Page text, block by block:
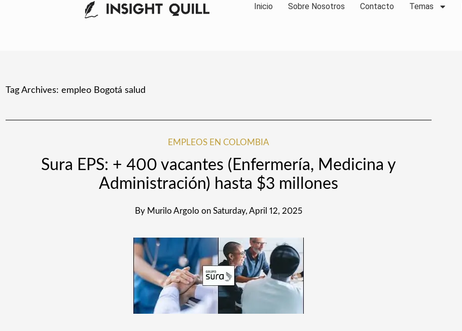
Inicio Sobre Nosotros Contacto Temas
Tag Archives:empleo Bogotá salud
EMPLEOS EN COLOMBIA
Sura EPS: + 400 vacantes (Enfermería, Medicina y
Administración) hasta $3 millones
By Murilo Argolo on Saturday, April 12, 2025